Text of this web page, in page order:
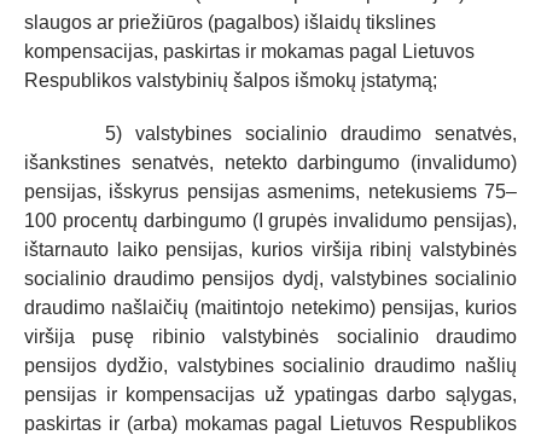
slaugos ar priežiūros (pagalbos) išlaidų tikslines
kompensacijas, paskirtas ir mokamas pagal Lietuvos
Respublikos valstybinių šalpos išmokų įstatymą;
5) valstybines socialinio draudimo senatvės,
išankstines senatvės, netekto darbingumo (invalidumo)
pensijas, išskyrus pensijas asmenims, netekusiems 75–
100 procentų darbingumo (I grupės invalidumo pensijas),
ištarnauto laiko pensijas, kurios viršija ribinį valstybinės
socialinio draudimo pensijos dydį, valstybines socialinio
draudimo našlaičių (maitintojo netekimo) pensijas, kurios
viršija pusę ribinio valstybinės socialinio draudimo
pensijos dydžio, valstybines socialinio draudimo našlių
pensijas ir kompensacijas už ypatingas darbo sąlygas,
paskirtas ir (arba) mokamas pagal Lietuvos Respublikos